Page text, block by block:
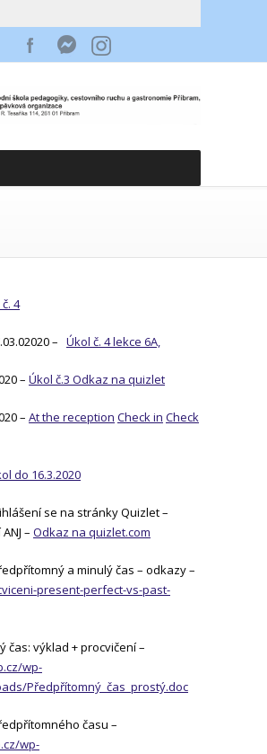
4
– Úkol č. 4 lekce 6A,
– Úkol č.3 Odkaz na quizlet
– At the reception Check in Check
do 16.3.2020
se na stránky Quizlet –
– Odkaz na quizlet.com
a minulý čas – odkazy –
present-perfect-vs-past-
čas: výklad + procvičení –
wp-
Předpřítomný_čas_prostý.doc
času –
wp-